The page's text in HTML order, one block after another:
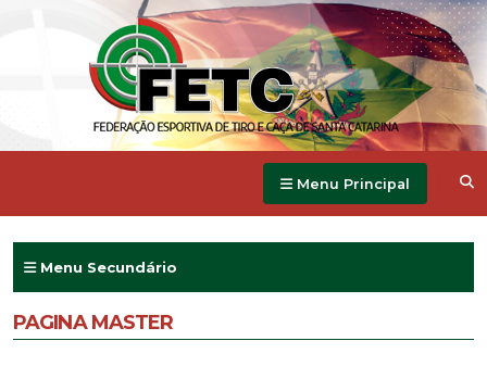
Menu Principal
Menu Secundário
PAGINA MASTER